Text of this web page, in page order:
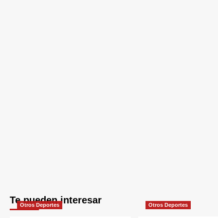
Te pueden interesar
Otros Deportes Otros Deportes